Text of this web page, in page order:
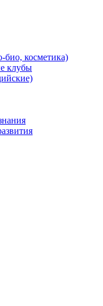
био, косметика)
клубы